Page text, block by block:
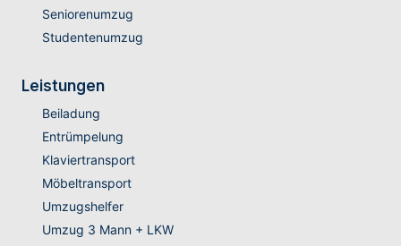
Seniorenumzug
Studentenumzug
Leistungen
Beiladung
Entrümpelung
Klaviertransport
Möbeltransport
Umzugshelfer
Umzug 3 Mann + LKW